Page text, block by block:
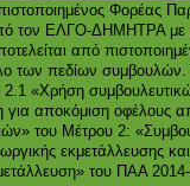
Φορέας
τον ΕΛΓΟ-ΔΗΜΗΤΡΑ με
από
των πεδίων συμβουλών.
«Χρήση
για αποκόμιση οφέλους
του Μέτρου 2:
εκμετάλλευσης
του ΠΑΑ